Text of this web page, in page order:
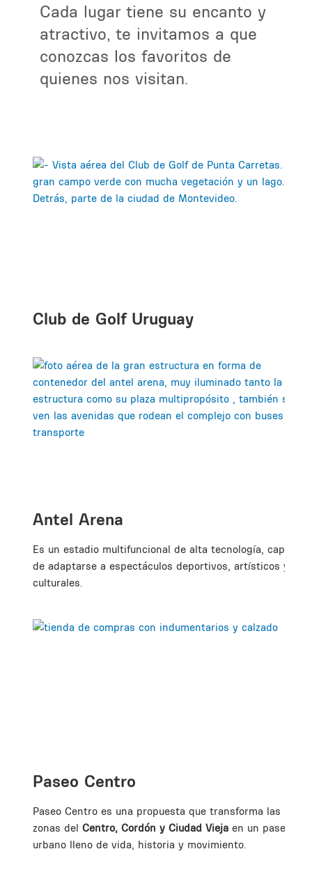
Cada lugar tiene su encanto y
atractivo, te invitamos a que
conozcas los favoritos de
quienes nos visitan.
Club de Golf Uruguay
Antel Arena
Es un estadio multifuncional de alta tecnología, capaz
de adaptarse a espectáculos deportivos, artísticos y
culturales.
Paseo Centro
Paseo Centro es una propuesta que transforma las
zonas del Centro, Cordón y Ciudad Vieja en un paseo
urbano lleno de vida, historia y movimiento.